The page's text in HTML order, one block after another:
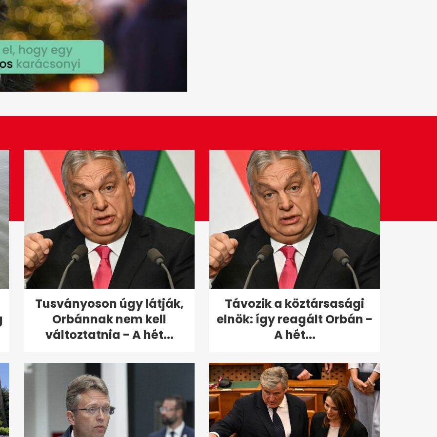
Tusványoson úgy látják,
Orbánnak nem kell
változtatnia - A hét...
Távozik a köztársasági
elnök: így reagált Orbán -
A hét...